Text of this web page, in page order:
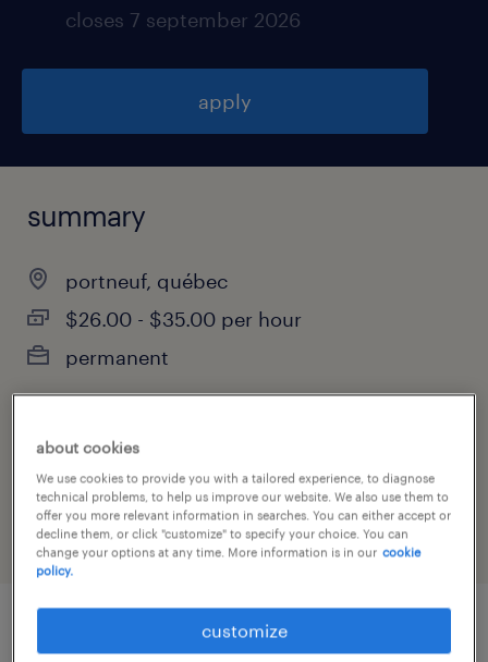
closes 7 september 2026
apply
summary
portneuf, québec
$26.00 - $35.00 per hour
permanent
job category
construction, trades & mining
job details
about cookies
We use cookies to provide you with a tailored experience, to diagnose
technical problems, to help us improve our website. We also use them to
offer you more relevant information in searches. You can either accept or
decline them, or click "customize" to specify your choice. You can
change your options at any time. More information is in our cookie
policy.
customize